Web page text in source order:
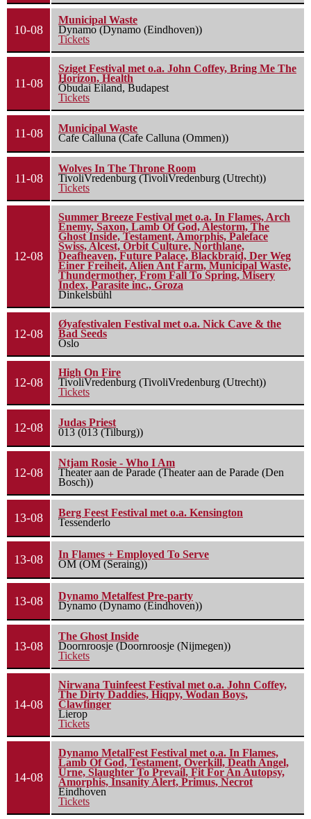
10-08
Municipal Waste
Dynamo (Dynamo (Eindhoven))
Tickets
11-08
Sziget Festival met o.a. John Coffey, Bring Me The
Horizon, Health
Óbudai Eiland, Budapest
Tickets
11-08
Municipal Waste
Cafe Calluna (Cafe Calluna (Ommen))
11-08
Wolves In The Throne Room
TivoliVredenburg (TivoliVredenburg (Utrecht))
Tickets
12-08
Summer Breeze Festival met o.a. In Flames, Arch
Enemy, Saxon, Lamb Of God, Alestorm, The
Ghost Inside, Testament, Amorphis, Paleface
Swiss, Alcest, Orbit Culture, Northlane,
Deafheaven, Future Palace, Blackbraid, Der Weg
Einer Freiheit, Alien Ant Farm, Municipal Waste,
Thundermother, From Fall To Spring, Misery
Index, Parasite inc., Groza
Dinkelsbühl
12-08
Øyafestivalen Festival met o.a. Nick Cave & the
Bad Seeds
Oslo
12-08
High On Fire
TivoliVredenburg (TivoliVredenburg (Utrecht))
Tickets
12-08
Judas Priest
013 (013 (Tilburg))
12-08
Ntjam Rosie - Who I Am
Theater aan de Parade (Theater aan de Parade (Den
Bosch))
13-08
Berg Feest Festival met o.a. Kensington
Tessenderlo
13-08
In Flames + Employed To Serve
OM (OM (Seraing))
13-08
Dynamo Metalfest Pre-party
Dynamo (Dynamo (Eindhoven))
13-08
The Ghost Inside
Doornroosje (Doornroosje (Nijmegen))
Tickets
14-08
Nirwana Tuinfeest Festival met o.a. John Coffey,
The Dirty Daddies, Hiqpy, Wodan Boys,
Clawfinger
Lierop
Tickets
14-08
Dynamo MetalFest Festival met o.a. In Flames,
Lamb Of God, Testament, Overkill, Death Angel,
Urne, Slaughter To Prevail, Fit For An Autopsy,
Amorphis, Insanity Alert, Primus, Necrot
Eindhoven
Tickets